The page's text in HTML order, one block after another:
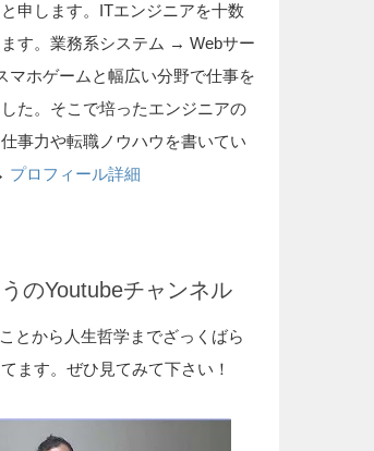
申します。ITエンジニアを十数
す。業務系システム → Webサー
マホゲームと幅広い分野で仕事を
た。そこで培ったエンジニアの
事力や転職ノウハウを書いてい
プロフィール詳細
のYoutubeチャンネル
とから人生哲学までざっくばら
ます。ぜひ見てみて下さい！